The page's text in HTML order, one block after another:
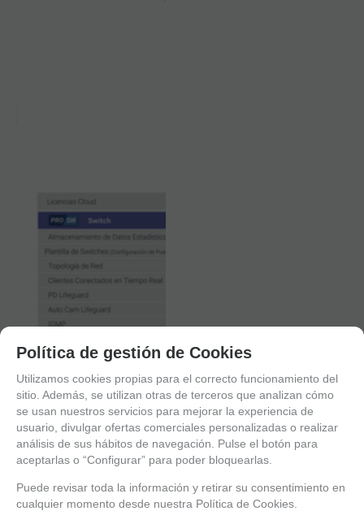
Política de gestión de Cookies
Utilizamos cookies propias para el correcto funcionamiento del
sitio. Además, se utilizan otras de terceros que analizan cómo
se usan nuestros servicios para mejorar la experiencia de
usuario, divulgar ofertas comerciales personalizadas o realizar
análisis de sus hábitos de navegación. Pulse el botón para
aceptarlas o “Configurar” para poder bloquearlas.
Puede revisar toda la información y retirar su consentimiento en
cualquier momento desde nuestra Política de Cookies.